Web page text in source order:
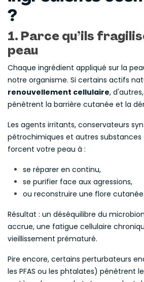
?
1. Parce qu’ils
peau
Chaque ingrédient appliqué sur la
notre organisme. Si certains actifs
renouvellement cellulaire,
pénètrent la barrière cutanée et la
Les agents irritants, conservateurs
pétrochimiques et autres substances
forcent votre peau à :
se réparer en continu,
se purifier face aux agressions,
ou reconstruire une flore
Résultat : un déséquilibre du
accrue, une fatigue cellulaire
vieillissement prématuré.
Pire encore, certains perturbateurs
les PFAS ou les phtalates) pénètrent